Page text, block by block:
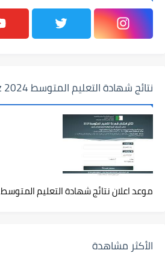
نتائج شهادة التعليم المتوسط 2024 bem.onec.dz
موعد اعلان نتائج شهادة التعليم المتوسط 2025 résultat bem
الأكثر مشاهدة